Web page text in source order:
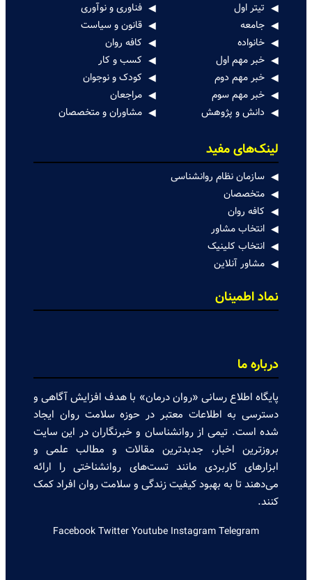
تیتر اول
جامعه
خانواده
خبر مهم اول
خبر مهم دوم
خبر مهم سوم
دانش و پژوهش
فناوری و نوآوری
قانون و سیاست
کافه روان
کسب و کار
کودک و نوجوان
مراجعان
مشاوران و متخصصان
لینک‌های مفید
سازمان نظام روانشناسی
متخصصان
کافه روان
انتخاب مشاور
انتخاب کلینیک
مشاور آنلاین
نماد اطمینان
درباره ما
پایگاه اطلاع رسانی «روان درمان» با هدف افزایش آگاهی و
دسترسی به اطلاعات معتبر در حوزه سلامت روان ایجاد
شده است. تیمی از روانشناسان و خبرنگاران در این سایت
بروزترین اخبار، جدبدترین مقالات و مطالب علمی و
ابزارهای کاربردی مانند تست‌های روانشناختی را ارائه
می‌دهند تا به بهبود کیفیت زندگی و سلامت روان افراد کمک
کنند.
FacebookTwitterYoutube InstagramTelegram